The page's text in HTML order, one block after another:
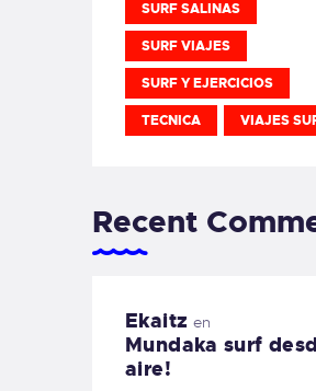
SURF SALINAS
SURF VIAJES
SURF Y EJERCICIOS
TECNICA VIAJES
Recent
Ekaitz en
Mundaka surf
aire!